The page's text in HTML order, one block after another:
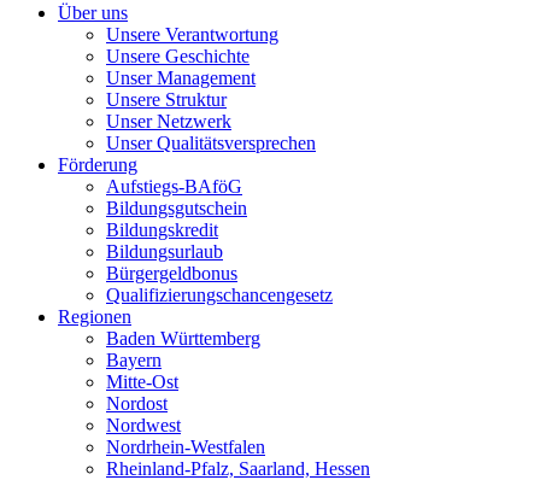
Über uns
Unsere Verantwortung
Unsere Geschichte
Unser Management
Unsere Struktur
Unser Netzwerk
Unser Qualitätsversprechen
Förderung
Aufstiegs-BAföG
Bildungsgutschein
Bildungskredit
Bildungsurlaub
Bürgergeldbonus
Qualifizierungschancengesetz
Regionen
Baden Württemberg
Bayern
Mitte-Ost
Nordost
Nordwest
Nordrhein-Westfalen
Rheinland-Pfalz, Saarland, Hessen